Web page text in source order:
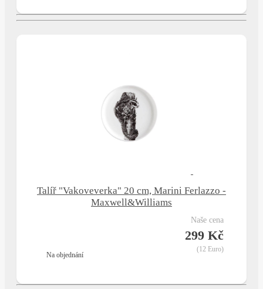
Talíř "Vakoveverka" 20 cm, Marini Ferlazzo -
Maxwell&Williams
naše cena
299 Kč
(12 Euro)
na objednání